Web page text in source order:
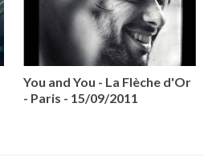
You and You - La Flèche d'Or
- Paris - 15/09/2011